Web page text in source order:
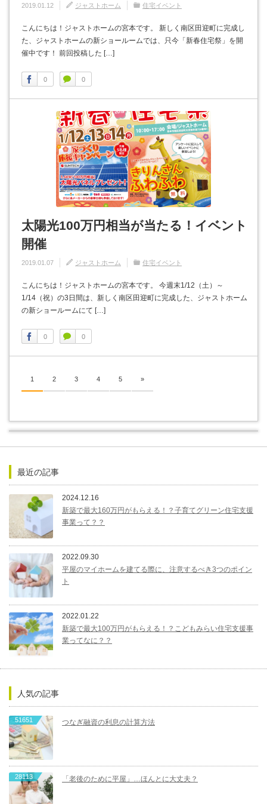
2019.01.12 ジャストホーム 住宅イベント
こんにちは！ジャストホームの宮本です。 新しく南区田迎町に完成し
た、ジャストホームの新ショールームでは、只今「新春住宅祭」を開
催中です！ 前回投稿した […]
0 0
太陽光100万円相当が当たる！イベント
開催
2019.01.07 ジャストホーム 住宅イベント
こんにちは！ジャストホームの宮本です。 今週末1/12（土）～
1/14（祝）の3日間は、新しく南区田迎町に完成した、ジャストホーム
の新ショールームにて […]
0 0
1 2 3 4 5 »
最近の記事
2024.12.16
新築で最大160万円がもらえる！？子育てグリーン住宅支援
事業って？？
2022.09.30
平屋のマイホームを建てる際に、注意するべき3つのポイン
ト
2022.01.22
新築で最大100万円がもらえる！？こどもみらい住宅支援事
業ってなに？？
人気の記事
51651 つなぎ融資の利息の計算方法
28113 「老後のために平屋」…ほんとに大丈夫？